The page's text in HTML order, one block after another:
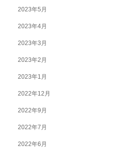
2023年5月
2023年4月
2023年3月
2023年2月
2023年1月
2022年12月
2022年9月
2022年7月
2022年6月